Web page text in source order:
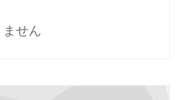
せん